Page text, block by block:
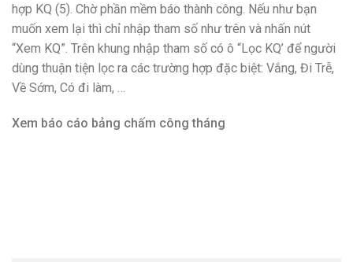
hợp KQ (5). Chờ phần mềm báo thành công. Nếu như bạn
muốn xem lại thì chỉ nhập tham số như trên và nhấn nút
“Xem KQ”. Trên khung nhập tham số có ô “Lọc KQ’ để người
dùng thuận tiện lọc ra các trường hợp đặc biệt: Vắng, Đi Trễ,
Về Sớm, Có đi làm, …
Xem báo cáo bảng chấm công tháng